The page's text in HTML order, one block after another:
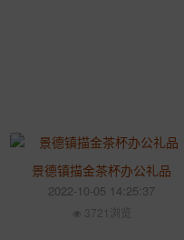
景德镇描金茶杯办公礼品
2022-10-05 14:25:37
3721浏览